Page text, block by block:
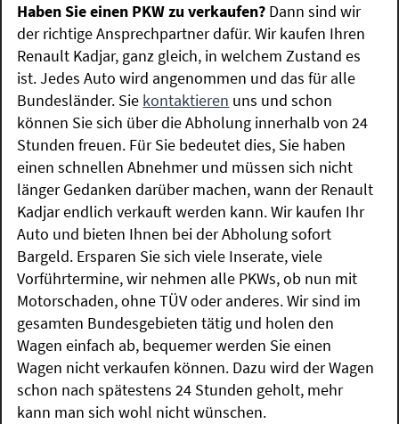
Haben Sie einen PKW zu verkaufen? Dann sind wir
der richtige Ansprechpartner dafür. Wir kaufen Ihren
Renault Kadjar, ganz gleich, in welchem Zustand es
ist. Jedes Auto wird angenommen und das für alle
Bundesländer. Sie kontaktieren uns und schon
können Sie sich über die Abholung innerhalb von 24
Stunden freuen. Für Sie bedeutet dies, Sie haben
einen schnellen Abnehmer und müssen sich nicht
länger Gedanken darüber machen, wann der Renault
Kadjar endlich verkauft werden kann. Wir kaufen Ihr
Auto und bieten Ihnen bei der Abholung sofort
Bargeld. Ersparen Sie sich viele Inserate, viele
Vorführtermine, wir nehmen alle PKWs, ob nun mit
Motorschaden, ohne TÜV oder anderes. Wir sind im
gesamten Bundesgebieten tätig und holen den
Wagen einfach ab, bequemer werden Sie einen
Wagen nicht verkaufen können. Dazu wird der Wagen
schon nach spätestens 24 Stunden geholt, mehr
kann man sich wohl nicht wünschen.